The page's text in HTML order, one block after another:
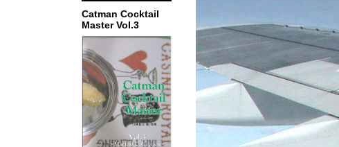
Catman Cocktail
Master Vol.3